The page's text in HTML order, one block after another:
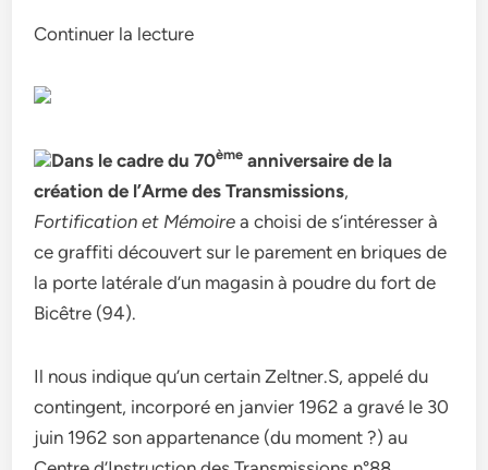
Continuer la lecture
Dans le cadre du 70ème anniversaire de la
création de l’Arme des Transmissions,
Fortification et Mémoire a choisi de s’intéresser à
ce graffiti découvert sur le parement en briques de
la porte latérale d’un magasin à poudre du fort de
Bicêtre (94).
Il nous indique qu’un certain Zeltner.S, appelé du
contingent, incorporé en janvier 1962 a gravé le 30
juin 1962 son appartenance (du moment ?) au